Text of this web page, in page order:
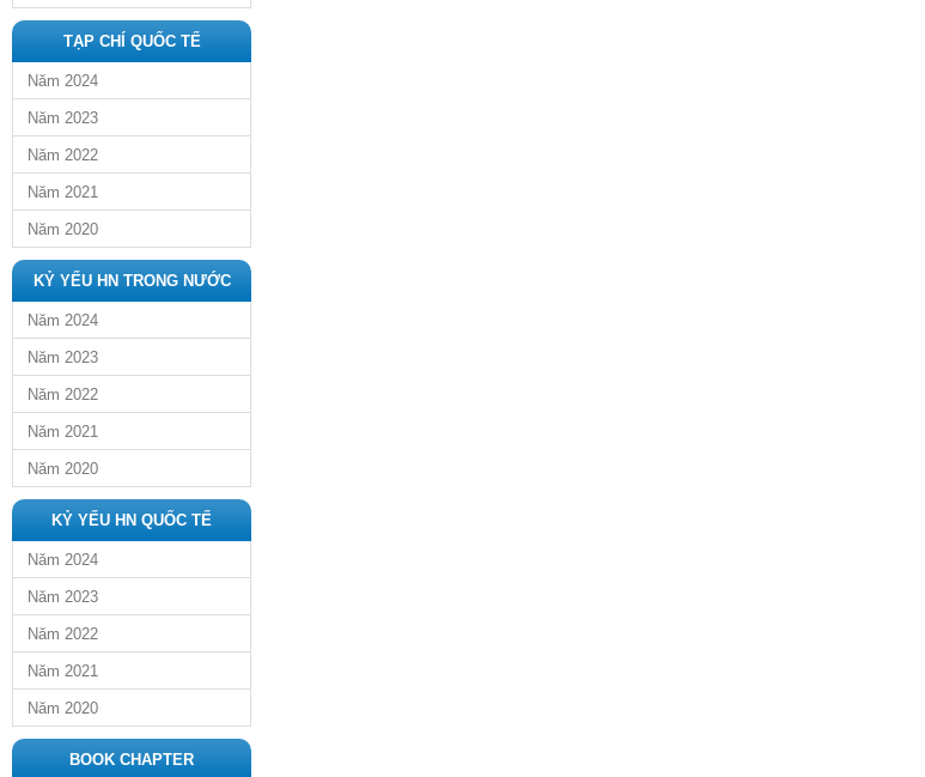
TẠP CHÍ QUỐC TẾ
Năm 2024
Năm 2023
Năm 2022
Năm 2021
Năm 2020
KỶ YẾU HN TRONG NƯỚC
Năm 2024
Năm 2023
Năm 2022
Năm 2021
Năm 2020
KỶ YẾU HN QUỐC TẾ
Năm 2024
Năm 2023
Năm 2022
Năm 2021
Năm 2020
BOOK CHAPTER